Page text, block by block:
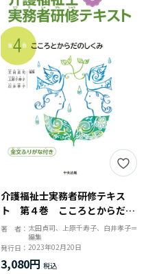
介護福祉士実務者研修テキス
ト 第４巻 こころとからだの
しくみ 第３版
著 者： 太田貞司、上原千寿子、白井孝子＝
編集
発行日： 2023年02月20日
3,080円